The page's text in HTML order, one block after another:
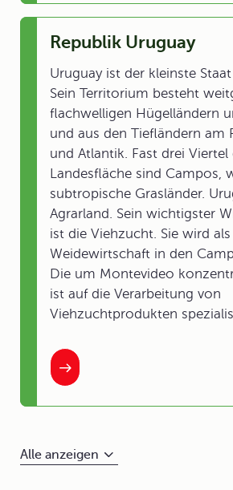
Republik Uruguay
Uruguay ist der kleinste
Sein Territorium besteht
flachwelligen Hügelländern
und aus den Tiefländern am
und Atlantik. Fast drei Viertel
Landesfläche sind Campos,
subtropische Grasländer.
Agrarland. Sein wichtigster
ist die Viehzucht. Sie wird
Weidewirtschaft in den
Die um Montevideo
ist auf die Verarbeitung von
Viehzuchtprodukten
Alle anzeigen